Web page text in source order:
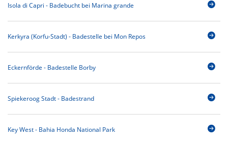
Isola di Capri - Badebucht bei Marina grande
Kerkyra (Korfu-Stadt) - Badestelle bei Mon Repos
Eckernförde - Badestelle Borby
Spiekeroog Stadt - Badestrand
Key West - Bahia Honda National Park